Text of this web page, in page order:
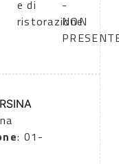
e di
ristorazione
-
NON
: 01-